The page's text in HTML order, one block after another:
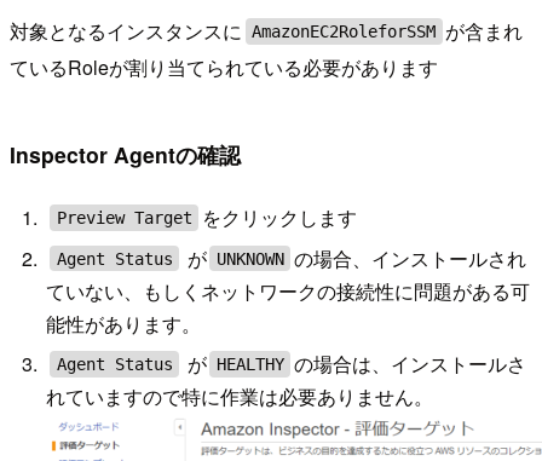
対象となるインスタンスに AmazonEC2RoleforSSM が含まれ
ているRoleが割り当てられている必要があります
Inspector Agentの確認
Preview Target をクリックします
Agent Status が UNKNOWN の場合、インストールされ
ていない、もしくネットワークの接続性に問題がある可
能性があります。
Agent Status が HEALTHY の場合は、インストールさ
れていますので特に作業は必要ありません。